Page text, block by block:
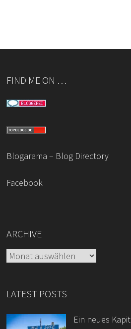
FIND ME ON …
Blogarama – Blog Directory
Facebook
ARCHIVE
Archive
LATEST POSTS
Ein neues